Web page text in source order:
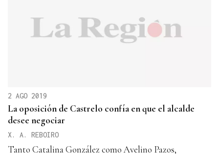
2 AGO 2019
La oposición de Castrelo confía en que el alcalde
desee negociar
X. A. REBOIRO
Tanto Catalina González como Avelino Pazos,